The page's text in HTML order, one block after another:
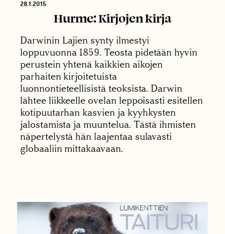
28.1.2015
Hurme: Kirjojen kirja
Darwinin Lajien synty ilmestyi
loppuvuonna 1859. Teosta pidetään hyvin
perustein yhtenä kaikkien aikojen
parhaiten kirjoitetuista
luonnontieteellisistä teoksista. Darwin
lähtee liikkeelle ovelan leppoisasti esitellen
kotipuutarhan kasvien ja kyyhkysten
jalostamista ja muuntelua. Tästä ihmisten
näpertelystä hän laajentaa sulavasti
globaaliin mittakaavaan.